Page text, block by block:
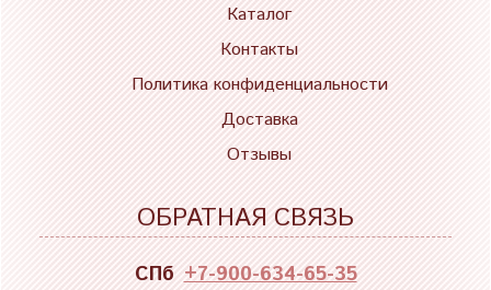
Каталог
Контакты
Политика конфиденциальности
Доставка
Отзывы
ОБРАТНАЯ СВЯЗЬ
СПб +7-900-634-65-35